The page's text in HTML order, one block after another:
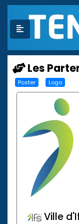
Les
Poster Logo
Ville